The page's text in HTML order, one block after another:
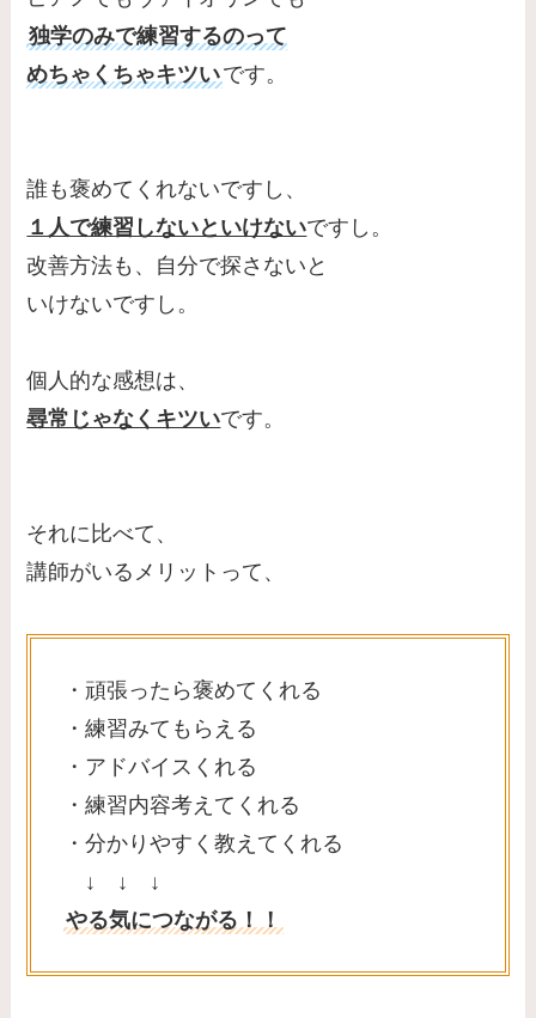
独学のみで練習するのって
めちゃくちゃキツいです。
誰も褒めてくれないですし、
１人で練習しないといけないですし。
改善方法も、自分で探さないと
いけないですし。
個人的な感想は、
尋常じゃなくキツいです。
それに比べて、
講師がいるメリットって、
・頑張ったら褒めてくれる
・練習みてもらえる
・アドバイスくれる
・練習内容考えてくれる
・分かりやすく教えてくれる
↓ ↓ ↓
やる気につながる！！